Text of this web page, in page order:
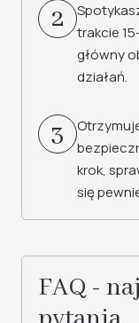
2
trakcie
główny
działań.
3
krok,
się
FAQ -